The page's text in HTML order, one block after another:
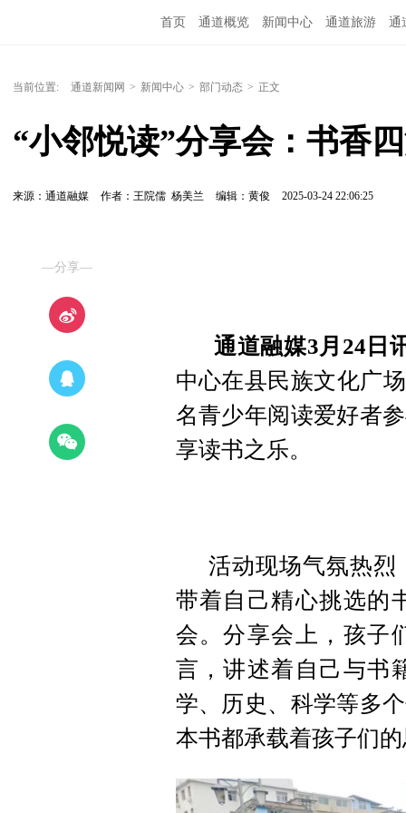
首页 通道概览 新闻中心 通道旅游 通
当前位置: 通道新闻网 > 新闻中心 > 部门动态 > 正文
“小邻悦读”分享会：书香
来源：通道融媒 作者：王院儒 杨美兰 编辑：黄俊 2025-03-24 22:06:25
—分享—
通道融媒3月24日
中心在县民族文化广
名青少年阅读爱好者
享读书之乐。
活动现场气氛热烈
带着自己精心挑选的
会。分享会上，孩子
言，讲述着自己与书
学、历史、科学等多
本书都承载着孩子们